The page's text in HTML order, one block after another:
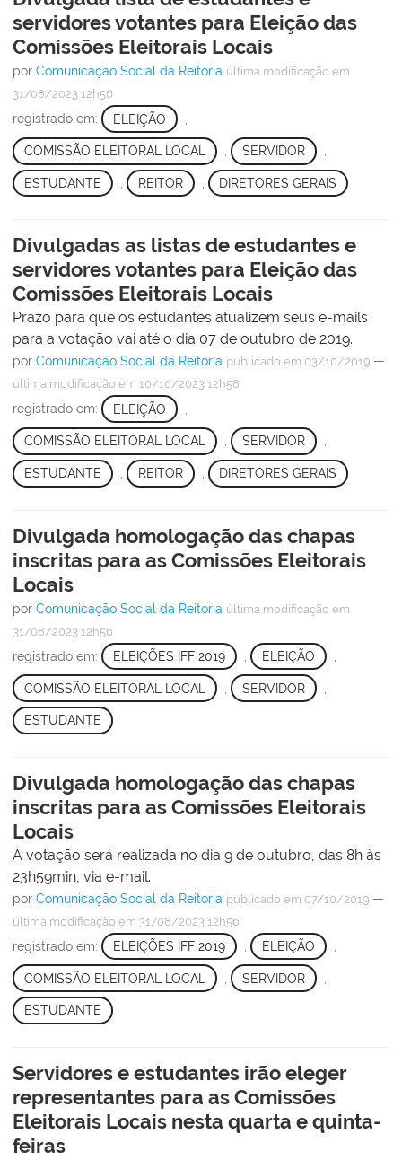
servidores votantes para Eleição das
Comissões Eleitorais Locais
por Comunicação Social da Reitoria última modificação em
31/08/2023 12h56
registrado em: ELEIÇÃO
COMISSÃO ELEITORAL LOCAL , SERVIDOR ,
ESTUDANTE REITOR DIRETORES GERAIS
Divulgadas as listas de estudantes e
servidores votantes para Eleição das
Comissões Eleitorais Locais
Prazo para que os estudantes atualizem seus e-mails
para a votação vai até o dia 07 de outubro de 2019.
por Comunicação Social da Reitoria publicado em 03/10/2019 —
última modificação em 10/10/2023 12h58
registrado em: ELEIÇÃO
COMISSÃO ELEITORAL LOCAL , SERVIDOR ,
ESTUDANTE REITOR DIRETORES GERAIS
Divulgada homologação das chapas
inscritas para as Comissões Eleitorais
Locais
por Comunicação Social da Reitoria última modificação em
31/08/2023 12h56
registrado em: ELEIÇÕES IFF 2019 ELEIÇÃO
COMISSÃO ELEITORAL LOCAL SERVIDOR
ESTUDANTE
Divulgada homologação das chapas
inscritas para as Comissões Eleitorais
Locais
A votação será realizada no dia 9 de outubro, das 8h às
23h59min, via e-mail.
por Comunicação Social da Reitoria publicado em 07/10/2019 —
última modificação em 31/08/2023 12h56
registrado em: ELEIÇÕES IFF 2019 ELEIÇÃO
COMISSÃO ELEITORAL LOCAL SERVIDOR
ESTUDANTE
Servidores e estudantes irão eleger
representantes para as Comissões
Eleitorais Locais nesta quarta e quinta-
feiras